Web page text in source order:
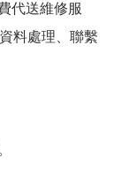
代送維修服
料處理、聯繫